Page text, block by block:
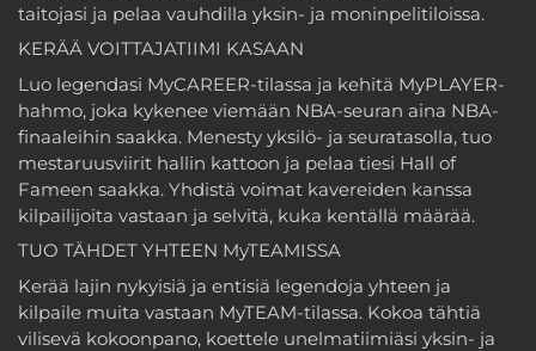
taitojasi ja pelaa vauhdilla yksin- ja moninpelitiloissa.
KERÄÄ VOITTAJATIIMI KASAAN
Luo legendasi MyCAREER-tilassa ja kehitä MyPLAYER-
hahmo, joka kykenee viemään NBA-seuran aina NBA-
finaaleihin saakka. Menesty yksilö- ja seuratasolla, tuo
mestaruusviirit hallin kattoon ja pelaa tiesi Hall of
Fameen saakka. Yhdistä voimat kavereiden kanssa
kilpailijoita vastaan ja selvitä, kuka kentällä määrää.
TUO TÄHDET YHTEEN MyTEAMISSA
Kerää lajin nykyisiä ja entisiä legendoja yhteen ja
kilpaile muita vastaan MyTEAM-tilassa. Kokoa tähtiä
vilisevä kokoonpano, koettele unelmatiimiäsi yksin- ja